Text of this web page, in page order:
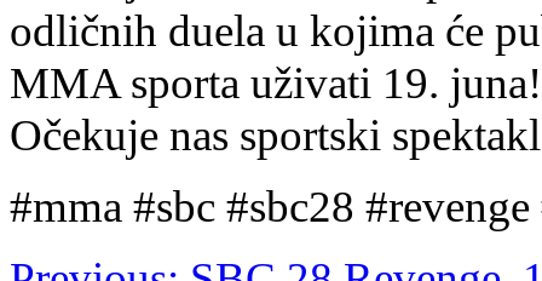
odličnih duela u kojima će
MMA sporta uživati 19. juna!
Očekuje nas sportski
#mma #sbc #sbc28